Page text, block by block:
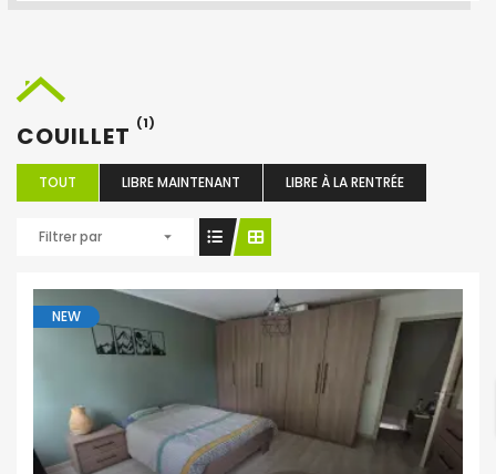
COUILLET (1)
TOUT LIBRE MAINTENANT LIBRE À LA RENTRÉE
Filtrer par
NEW